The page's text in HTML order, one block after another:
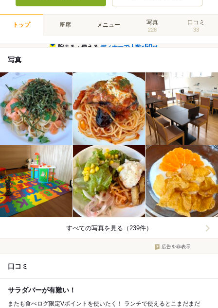
トップ 座席 メニュー 写真
228
口コミ
33
貯まる・使えるディナーで人数×50pt
写真
すべての写真を見る（239件）
広告を非表示
口コミ
サラダバーが有難い！
またも食べログ限定Vポイントを使いたく！ ランチで使えるとこまだまだ